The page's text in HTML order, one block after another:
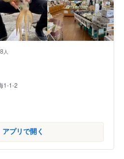
人
1-1-2
アプリで開く